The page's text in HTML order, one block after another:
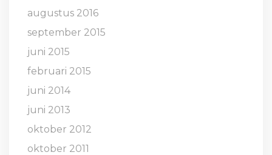
augustus 2016
september 2015
juni 2015
februari 2015
juni 2014
juni 2013
oktober 2012
oktober 2011